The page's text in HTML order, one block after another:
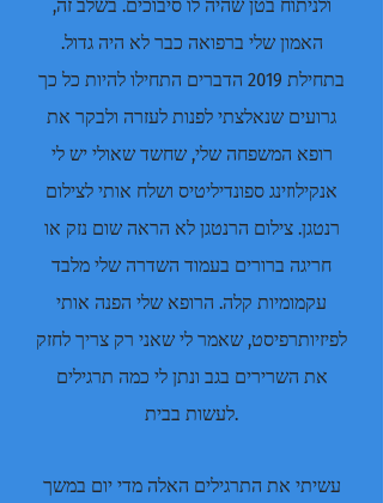
ולניתוח בטן שהיה לו סיבוכים. בשלב זה,
האמון שלי ברפואה כבר לא היה גדול.
בתחילת 2019 הדברים התחילו להיות כל כך
גרועים שנאלצתי לפנות לעזרה ולבקר את
רופא המשפחה שלי, שחשד שאולי יש לי
אנקילוזינג ספונדיליטיס ושלח אותי לצילום
רנטגן. צילום הרנטגן לא הראה שום נזק או
חריגה ברורים בעמוד השדרה שלי מלבד
עקמומיות קלה. הרופא שלי הפנה אותי
לפיזיותרפיסט, שאמר לי שאני רק צריך לחזק
את השרירים בגב ונתן לי כמה תרגילים
לעשות בבית.
עשיתי את התרגילים האלה מדי יום במשך